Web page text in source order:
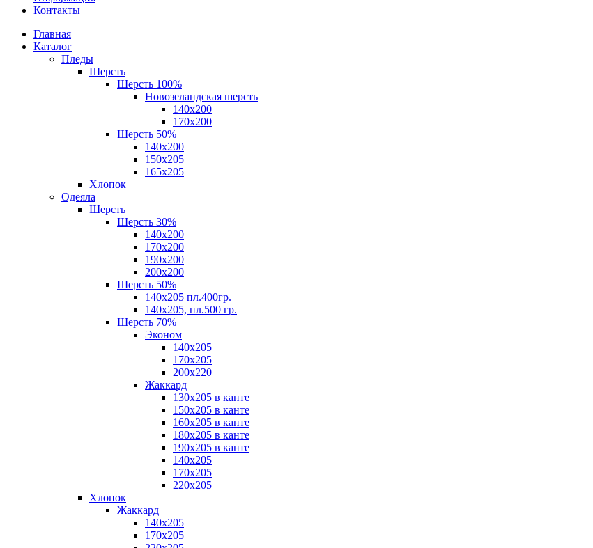
Контакты
Главная
Каталог
Пледы
Шерсть
Шерсть 100%
Новозеландская шерсть
140х200
170x200
Шерсть 50%
140x200
150х205
165х205
Хлопок
Одеяла
Шерсть
Шерсть 30%
140х200
170х200
190х200
200х200
Шерсть 50%
140х205 пл.400гр.
140х205, пл.500 гр.
Шерсть 70%
Эконом
140х205
170х205
200х220
Жаккард
130х205 в канте
150х205 в канте
160х205 в канте
180х205 в канте
190х205 в канте
140х205
170х205
220х205
Хлопок
Жаккард
140x205
170х205